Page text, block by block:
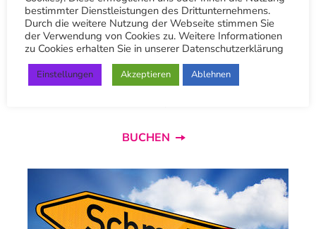
"Buchen" direkt unterhalb.
Persönliche Beratung und Terminvereinbarung
ist auch innerhalb der Geschäftszeiten
telefonisch möglich.
BUCHEN
bestimmter Dienstleistungen des Drittunternehmens.
Durch die weitere Nutzung der Webseite stimmen Sie
der Verwendung von Cookies zu. Weitere Informationen
zu Cookies erhalten Sie in unserer Datenschutzerklärung
Einstellungen Akzeptieren Ablehnen